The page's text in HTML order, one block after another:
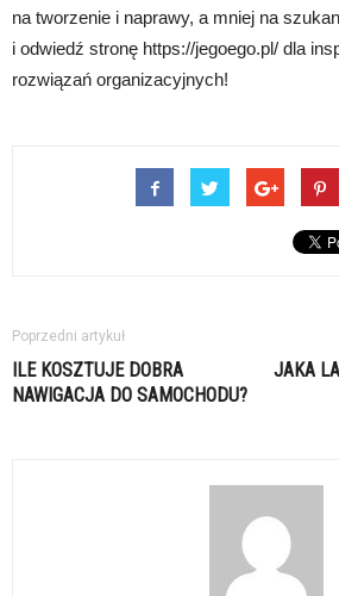
na tworzenie i naprawy, a mniej na
i odwiedź stronę https://jegoego.pl/ dla
rozwiązań organizacyjnych!
Poprzedni artykuł
ILE KOSZTUJE DOBRA
NAWIGACJA DO SAMOCHODU?
JAKA